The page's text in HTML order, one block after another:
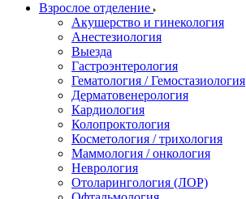
Взрослое отделение
Акушерство и гинекология
Анестезиология
Выезда
Гастроэнтерология
Гематология / Гемостазиология
Дерматовенерология
Кардиология
Колопроктология
Косметология / трихология
Маммология / онкология
Неврология
Отоларингология (ЛОР)